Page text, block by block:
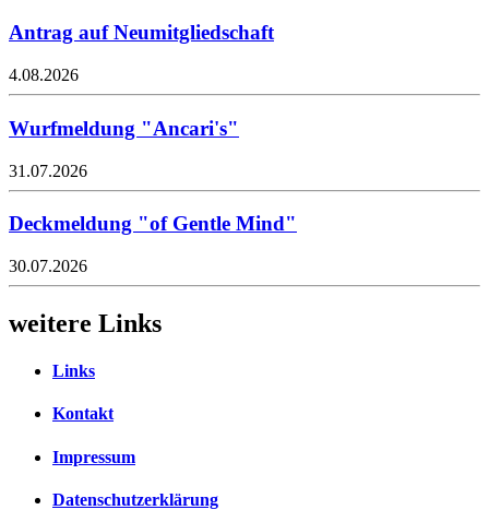
Antrag auf Neumitgliedschaft
4.08.2026
Wurfmeldung "Ancari's"
31.07.2026
Deckmeldung "of Gentle Mind"
30.07.2026
weitere Links
Links
Kontakt
Impressum
Datenschutzerklärung